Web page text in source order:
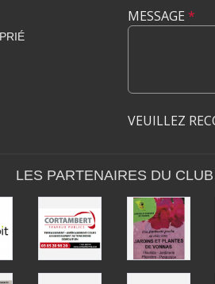
MESSAGE *
VEUILLEZ
LES PARTENAIRES DU CLUB